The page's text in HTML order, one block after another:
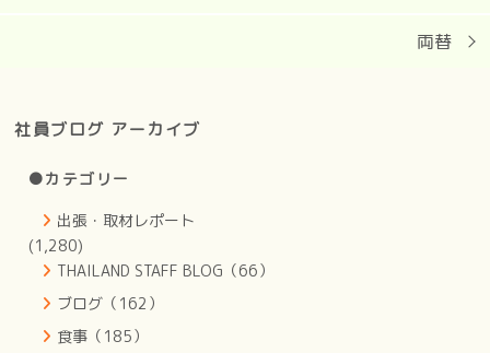
両替
社員ブログ アーカイブ
●カテゴリー
出張・取材レポート
(1,280)
THAILAND STAFF BLOG（66）
ブログ（162）
食事（185）